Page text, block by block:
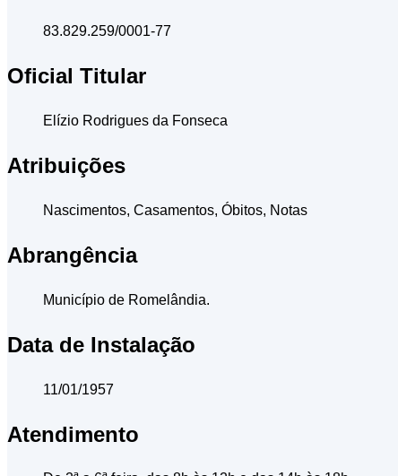
83.829.259/0001-77
Oficial Titular
Elízio Rodrigues da Fonseca
Atribuições
Nascimentos, Casamentos, Óbitos, Notas
Abrangência
Município de Romelândia.
Data de Instalação
11/01/1957
Atendimento